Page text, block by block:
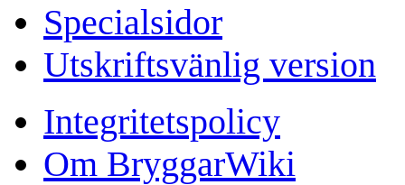
Specialsidor
Utskriftsvänlig version
Integritetspolicy
Om BryggarWiki